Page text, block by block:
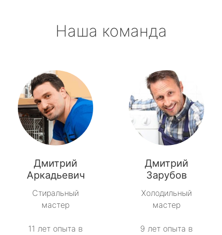
Наша команда
Дмитрий
Аркадьевич
Стиральный
мастер
11 лет опыта в
Дмитрий
Зарубов
Холодильный
мастер
9 лет опыта в